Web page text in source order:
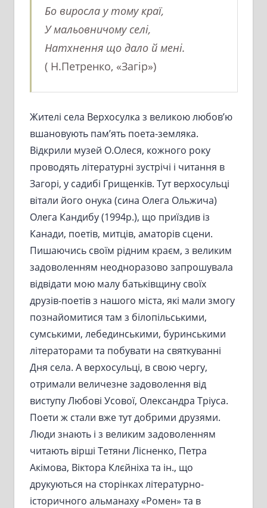
Бо виросла у тому краї,
У мальовничому селі,
Натхнення що дало й мені.
( Н.Петренко, «Загір»)
Жителі села Верхосулка з великою любов’ю
вшановують пам’ять поета-земляка.
Відкрили музей О.Олеся, кожного року
проводять літературні зустрічі і читання в
Загорі, у садибі Грищенків. Тут верхосульці
вітали його онука (сина Олега Ольжича)
Олега Кандибу (1994р.), що приїздив із
Канади, поетів, митців, аматорів сцени.
Пишаючись своїм рідним краєм, з великим
задоволенням неодноразово запрошувала
відвідати мою малу батьківщину своїх
друзів-поетів з нашого міста, які мали змогу
познайомитися там з білопільськими,
сумськими, лебединськими, буринськими
літераторами та побувати на святкуванні
Дня села. А верхосульці, в свою чергу,
отримали величезне задоволення від
виступу Любові Усової, Олександра Тріуса.
Поети ж стали вже тут добрими друзями.
Люди знають і з великим задоволенням
читають вірші Тетяни Лісненко, Петра
Акімова, Віктора Клєйніха та ін., що
друкуються на сторінках літературно-
історичного альманаху «Ромен» та в